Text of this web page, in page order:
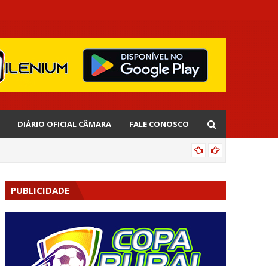
DIÁRIO OFICIAL CÂMARA FALE CONOSCO
PUBLICIDADE